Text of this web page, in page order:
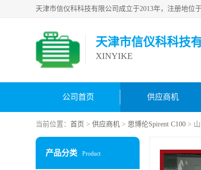
天津市信仪科科技
XINYIKE
公司首页 供应商机
当前位置： 首页 > 供应商机 > 思博伦Spirent C100 >
产品分类 Product